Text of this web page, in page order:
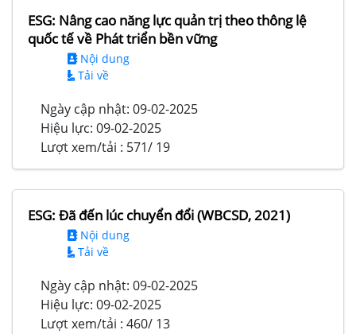
ESG: Nâng cao năng lực quản trị theo thông lệ
quốc tế về Phát triển bền vững
Nội dung
Tải về
Ngày cập nhật: 09-02-2025
Hiệu lực: 09-02-2025
Lượt xem/tải : 571/ 19
ESG: Đã đến lúc chuyển đổi (WBCSD, 2021)
Nội dung
Tải về
Ngày cập nhật: 09-02-2025
Hiệu lực: 09-02-2025
Lượt xem/tải : 460/ 13